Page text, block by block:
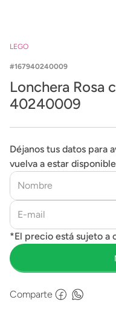
LEGO
167940240009
Lonchera Rosa
40240009
Déjanos tus datos para
vuelva a estar
Comparte